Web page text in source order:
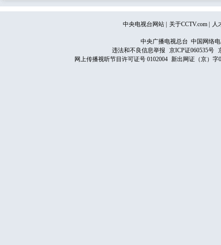
中央电视台网站 关于CCTV.com 人
中央广播电视总台 中国网络
违法和不良信息举报
京ICP证060535号
网上传播视听节目许可证号 0102004 新出网证（京）